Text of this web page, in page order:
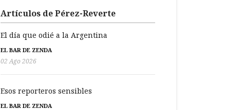
Artículos de Pérez-Reverte
El día que odié a la Argentina
EL BAR DE ZENDA
02 Ago 2026
Esos reporteros sensibles
EL BAR DE ZENDA